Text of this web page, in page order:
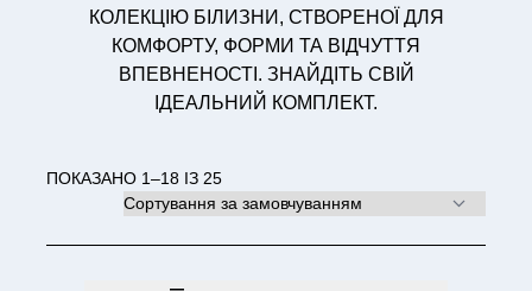
КОЛЕКЦІЮ БІЛИЗНИ, СТВОРЕНОЇ ДЛЯ
КОМФОРТУ, ФОРМИ ТА ВІДЧУТТЯ
ВПЕВНЕНОСТІ. ЗНАЙДІТЬ СВІЙ
ІДЕАЛЬНИЙ КОМПЛЕКТ.
ПОКАЗАНО 1–18 ІЗ 25